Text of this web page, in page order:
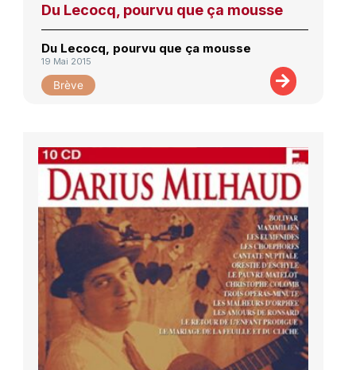
Du Lecocq, pourvu que ça mousse
Du Lecocq, pourvu que ça mousse
19 Mai 2015
Brève